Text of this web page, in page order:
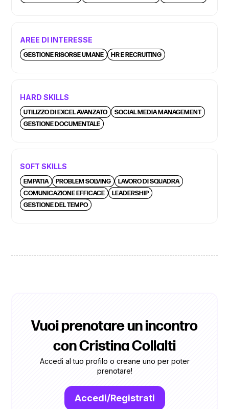
AREE DI INTERESSE
GESTIONE RISORSE UMANE HR E RECRUITING
HARD SKILLS
UTILIZZO DI EXCEL AVANZATO
SOCIAL MEDIA MANAGEMENT
GESTIONE DOCUMENTALE
SOFT SKILLS
EMPATIA PROBLEM SOLVING
LAVORO DI SQUADRA
COMUNICAZIONE EFFICACE
LEADERSHIP
GESTIONE DEL TEMPO
Vuoi prenotare un incontro
con Cristina Collalti
Accedi al tuo profilo o creane uno per poter
prenotare!
Accedi/Registrati